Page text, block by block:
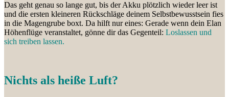
Das geht genau so lange gut, bis der Akku plötzlich wieder leer ist
und die ersten kleineren Rückschläge deinem Selbstbewusstsein fies
in die Magengrube boxt. Da hilft nur eines: Gerade wenn dein Elan
Höhenflüge veranstaltet, gönne dir das Gegenteil: Loslassen und
sich treiben lassen.
Nichts als heiße Luft?